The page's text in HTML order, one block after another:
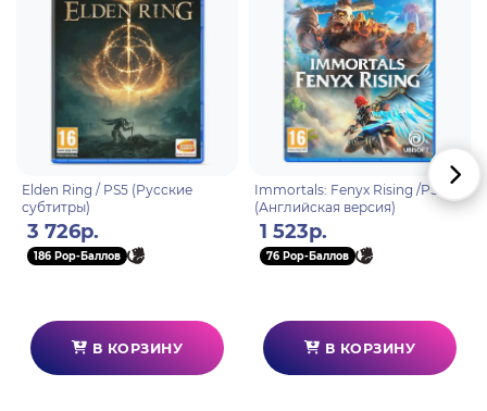
Elden Ring / PS5 (Русские
субтитры)
3 726р.
186 Pop-Баллов
В КОРЗИНУ
Immortals: Fenyx Rising /PS4
(Английская версия)
1 523р.
76 Pop-Баллов
В КОРЗИНУ